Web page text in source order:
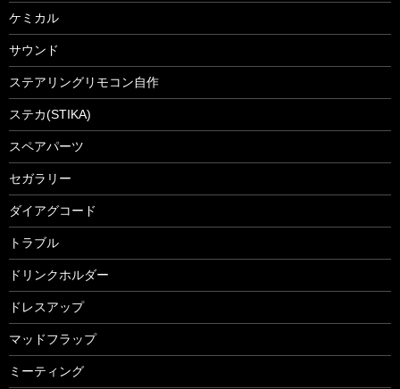
ケミカル
サウンド
ステアリングリモコン自作
ステカ(STIKA)
スペアパーツ
セガラリー
ダイアグコード
トラブル
ドリンクホルダー
ドレスアップ
マッドフラップ
ミーティング